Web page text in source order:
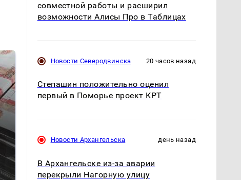
крушение вертолета на
Кавказе: смотреть
готовую еду из
магазина: список
совместной работы и расширил
возможности Алисы Про в Таблицах
Новости Северодвинска 20 часов назад
Степашин положительно оценил
первый в Поморье проект КРТ
Новости Архангельска день назад
В Архангельске из-за аварии
перекрыли Нагорную улицу